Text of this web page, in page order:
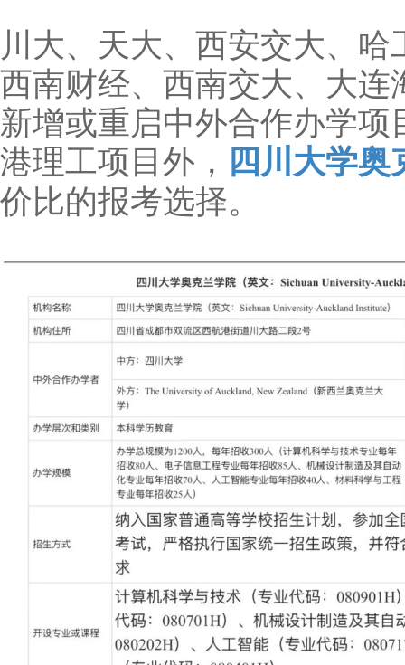
川大、天大、西安交大、
西南财经、西南交大、大
新增或重启中外合作办学
港理工项目外， 四川大学奥
价比的报考选择。